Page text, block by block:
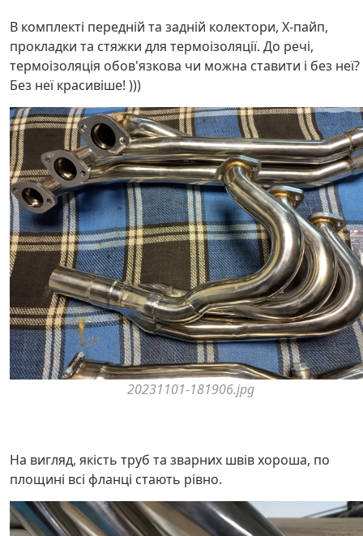
В комплекті передній та задній колектори, X-пайп,
прокладки та стяжки для термоізоляції. До речі,
термоізоляція обов'язкова чи можна ставити і без неї?
Без неї красивіше! )))
20231101-181906.jpg
На вигляд, якість труб та зварних швів хороша, по
площині всі фланці стають рівно.